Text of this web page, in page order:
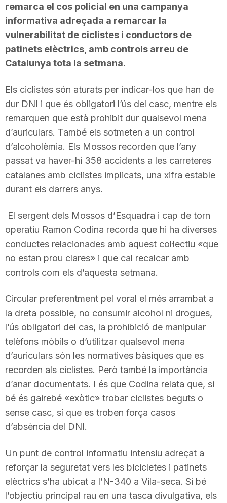
remarca el cos policial en una campanya
informativa adreçada a remarcar la
vulnerabilitat de ciclistes i conductors de
patinets elèctrics, amb controls arreu de
Catalunya tota la setmana.
Els ciclistes són aturats per indicar-los que han de
dur DNI i que és obligatori l’ús del casc, mentre els
remarquen que està prohibit dur qualsevol mena
d’auriculars. També els sotmeten a un control
d’alcoholèmia. Els Mossos recorden que l’any
passat va haver-hi 358 accidents a les carreteres
catalanes amb ciclistes implicats, una xifra estable
durant els darrers anys.
El sergent dels Mossos d’Esquadra i cap de torn
operatiu Ramon Codina recorda que hi ha diverses
conductes relacionades amb aquest col·lectiu «que
no estan prou clares» i que cal recalcar amb
controls com els d’aquesta setmana.
Circular preferentment pel voral el més arrambat a
la dreta possible, no consumir alcohol ni drogues,
l’ús obligatori del cas, la prohibició de manipular
telèfons mòbils o d’utilitzar qualsevol mena
d’auriculars són les normatives bàsiques que es
recorden als ciclistes. Però també la importància
d’anar documentats. I és que Codina relata que, si
bé és gairebé «exòtic» trobar ciclistes beguts o
sense casc, sí que es troben força casos
d’absència del DNI.
Un punt de control informatiu intensiu adreçat a
reforçar la seguretat vers les bicicletes i patinets
elèctrics s’ha ubicat a l’N-340 a Vila-seca. Si bé
l’objectiu principal rau en una tasca divulgativa, els